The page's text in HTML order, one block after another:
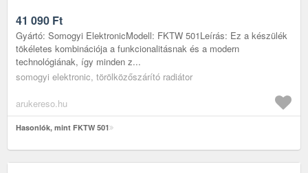
41 090 Ft
Gyártó: Somogyi ElektronicModell: FKTW 501Leírás: Ez a készülék
tökéletes kombinációja a funkcionalitásnak és a modern
technológiának, így minden z...
somogyi elektronic, törölközőszárító radiátor
arukereso.hu
Hasonlók, mint FKTW 501